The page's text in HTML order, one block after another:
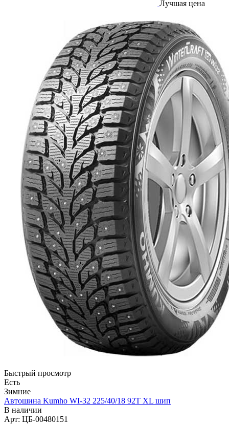
Лучшая цена
Быстрый просмотр
Есть
Зимние
Автошина Kumho WI-32 225/40/18 92T XL шип
В наличии
Арт: ЦБ-00480151